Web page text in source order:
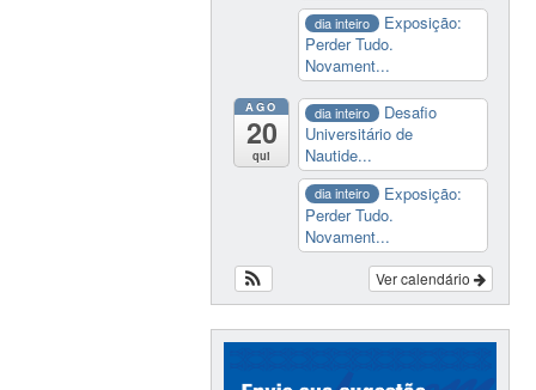
dia inteiro
Exposição:
Perder Tudo.
Novament...
AGO
20
qui
dia inteiro
Desafio
Universitário de
Nautide...
dia inteiro
Exposição:
Perder Tudo.
Novament...
Ver calendário